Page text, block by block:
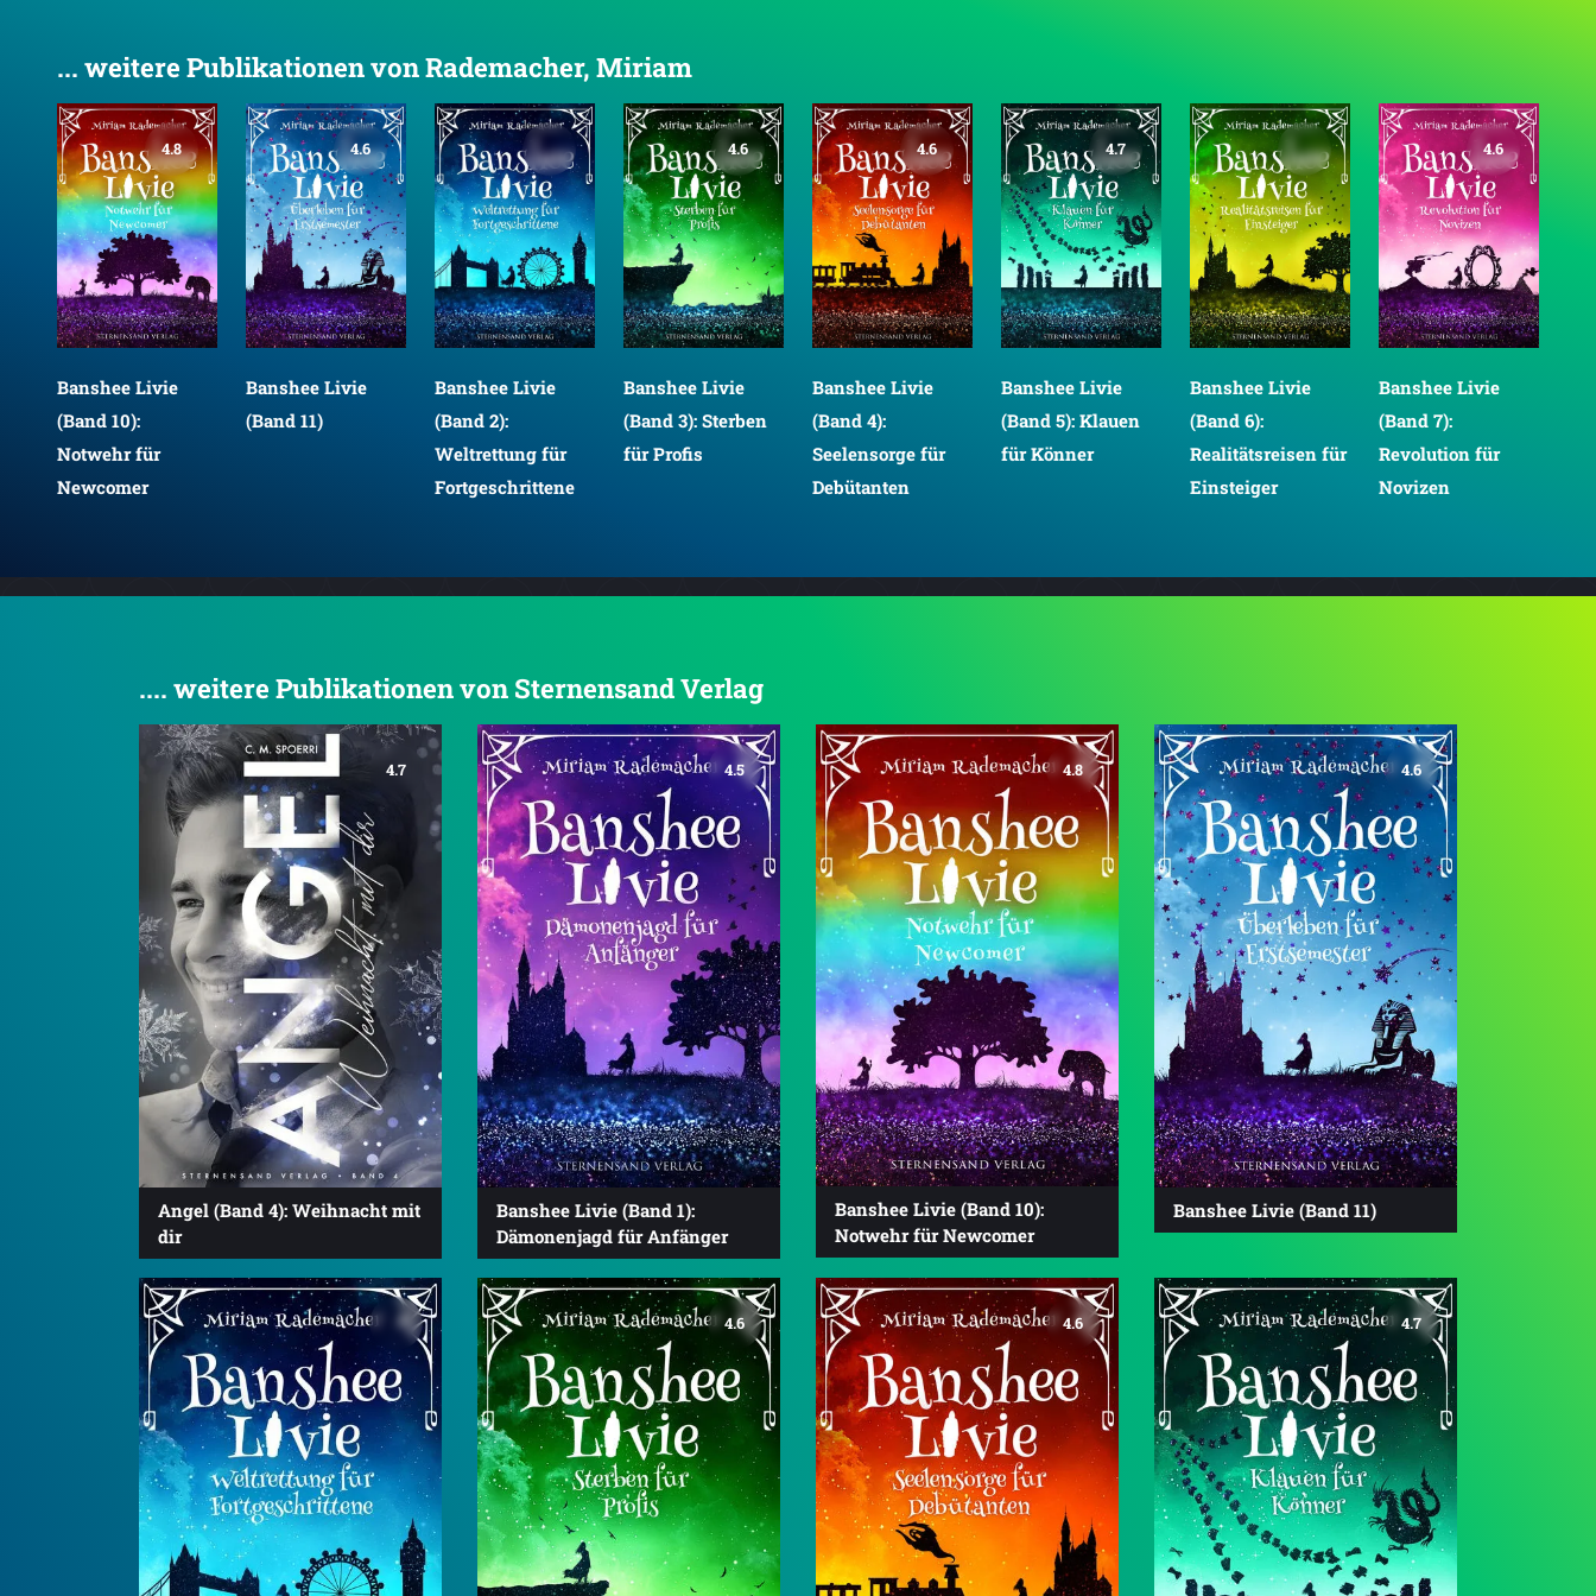
... weitere Publikationen von Rademacher, Miriam
4.8
Banshee Livie
(Band 10):
Notwehr für
Newcomer
4.6
Banshee Livie
(Band 11)
Banshee Livie
(Band 2):
Weltrettung für
Fortgeschrittene
4.6
Banshee Livie
(Band 3): Sterben
für Profis
4.6
Banshee Livie
(Band 4):
Seelensorge für
Debütanten
4.7
Banshee Livie
(Band 5): Klauen
für Könner
Banshee Livie
(Band 6):
Realitätsreisen für
Einsteiger
4.6
Banshee Livie
(Band 7):
Revolution für
Novizen
.... weitere Publikationen von Sternensand Verlag
4.7
Angel (Band 4): Weihnacht mit
dir
4.5
Banshee Livie (Band 1):
Dämonenjagd für Anfänger
4.8
Banshee Livie (Band 10):
Notwehr für Newcomer
4.6
Banshee Livie (Band 11)
4.6 4.6 4.7